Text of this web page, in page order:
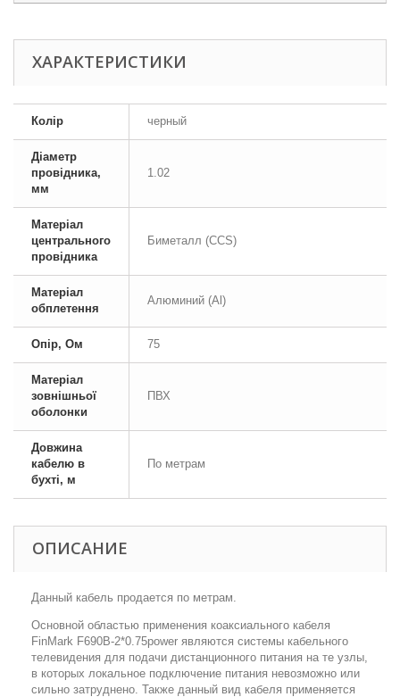
ХАРАКТЕРИСТИКИ
Колір черный
Діаметр
провідника,
мм
1.02
Матеріал
центрального
провідника
Биметалл (CCS)
Матеріал
обплетення
Алюминий (Al)
Опір, Ом 75
Матеріал
зовнішньої
оболонки
ПВХ
Довжина
кабелю в
бухті, м
По метрам
ОПИСАНИЕ
Данный кабель продается по метрам.
Основной областью применения коаксиального кабеля
FinMark F690B-2*0.75power являются системы кабельного
телевидения для подачи дистанционного питания на те узлы,
в которых локальное подключение питания невозможно или
сильно затруднено. Также данный вид кабеля применяется